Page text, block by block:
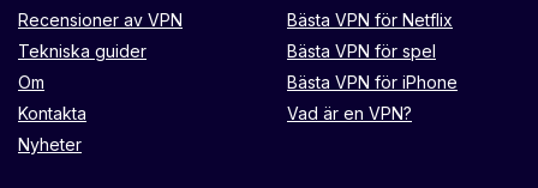
Recensioner av VPN
Tekniska guider
Om
Kontakta
Nyheter
Bästa VPN för Netflix
Bästa VPN för spel
Bästa VPN för iPhone
Vad är en VPN?